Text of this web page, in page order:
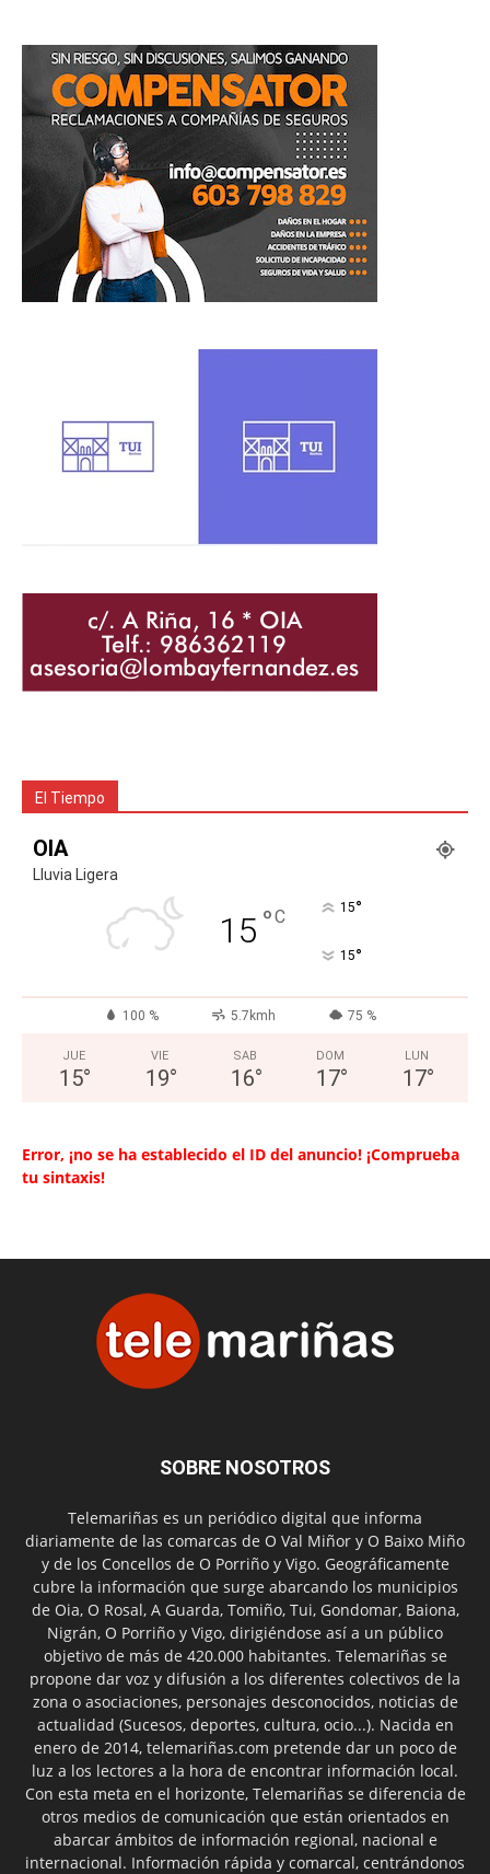
El Tiempo
OIA
Lluvia Ligera
15 °C 15°
15°
100 % 5.7kmh 75 %
JUE
15°
VIE
19°
SAB
16°
DOM
17°
LUN
17°
Error, ¡no se ha establecido el ID del anuncio! ¡Comprueba
tu sintaxis!
SOBRE NOSOTROS
Telemariñas es un periódico digital que informa
diariamente de las comarcas de O Val Miñor y O Baixo Miño
y de los Concellos de O Porriño y Vigo. Geográficamente
cubre la información que surge abarcando los municipios
de Oia, O Rosal, A Guarda, Tomiño, Tui, Gondomar, Baiona,
Nigrán, O Porriño y Vigo, dirigiéndose así a un público
objetivo de más de 420.000 habitantes. Telemariñas se
propone dar voz y difusión a los diferentes colectivos de la
zona o asociaciones, personajes desconocidos, noticias de
actualidad (Sucesos, deportes, cultura, ocio...). Nacida en
enero de 2014, telemariñas.com pretende dar un poco de
luz a los lectores a la hora de encontrar información local.
Con esta meta en el horizonte, Telemariñas se diferencia de
otros medios de comunicación que están orientados en
abarcar ámbitos de información regional, nacional e
internacional. Información rápida y comarcal, centrándonos